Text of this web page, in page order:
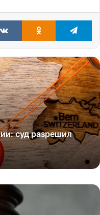
VKontakteOdnoklassniki
суд разрешил